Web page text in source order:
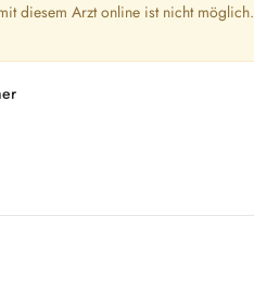
diesem Arzt online ist nicht möglich.